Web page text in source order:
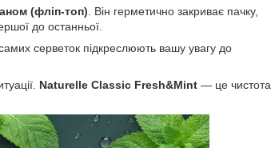
(фліп-топ) . Він герметично закриває пачку,
до останньої.
серветок підкреслюють вашу увагу до
Naturelle Classic Fresh&Mint — це чистота,